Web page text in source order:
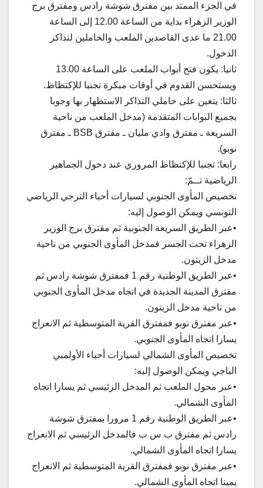
في الجزء الممتد بين مفترق شوشة رادس ومفترق برج
الوزير الزهراء بداية من الساعة 12.00 إلى الساعة
21.00 ما عدى القاصدين الملعب والحاملين لتذاكر
الدخول.
ثانيا: يكون فتح أبواب الملعب على الساعة 13.00
ويستحسن القدوم في أوقات مبكرة تجنبا للإكتظاظ.
ثالثا: يتعين على حاملي التذاكر الاستظهار بها وجوبا
بجميع البوابات المتقدمة (مدخل الملعب من ناحية
السريعة ـ مفترق وادي مليان ـ مفترق BSB ـ مفترق
نوبو).
رابعا: تجنبا للإكتظاظ المروري عند دخول الجماهير
الرياضية تــمّ:
تخصيص المأوى الجنوبي لسيارات أحباء الترجي الرياضي
التونسي ويمكن الوصول إليه:
•عبر الطريق السريعة الجنوبية ثم مقترق برج الوزير
الزهراء تحت الجسر فمدخل المأوى الجنوبي من ناحية
مدخل الزيتون.
•عبر الطريق الوطنية رقم 1 فمفترق شوشة رادس ثم
مفترق المدينة الجديدة في اتجاه مدخل المأوى الجنوبي
من ناحية مدخل الزيتون.
•عبر مفترق نوبو فمفترق القرية المتوسطية ثم الانعراج
يسارا اتجاه المأوى الجنوبي.
تخصيص المأوى الشمالي لسيارات أحباء الأولمبي
الباجي ويمكن الوصول إليه:
•عبر محول الملعب ثم المدخل الرئيسي ثم يسارا اتجاه
المأوى الشمالي.
•عبر الطريق الوطنية رقم 1 مرورا بمفترق شوشة
رادس ثم مفترق ب س ب فالمدخل الرئيسي ثم الانعراج
يسارا اتجاه المأوى الشمالي.
•عبر مفترق نوبو فمفترق القرية المتوسطية ثم الانعراج
يمينا اتجاه المأوى الشمالي.